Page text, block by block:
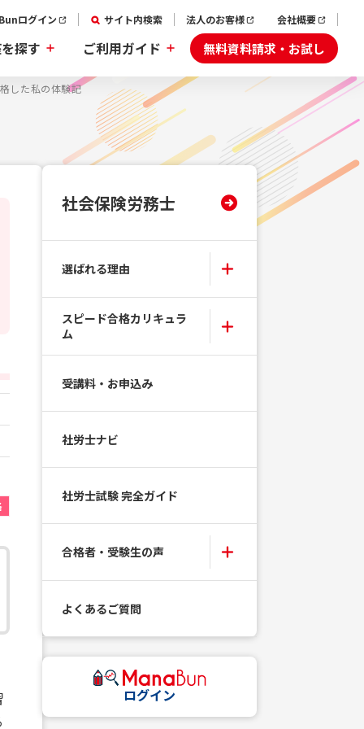
ログイン サイト内検索 法人のお客様 会社概要
探す ご利用ガイド 無料資料請求・お試し
した私の体験記
社会保険労務士
選ばれる理由
スピード合格カリキュラ
ム
受講料・お申込み
社労士ナビ
社労士試験 完全ガイド
合格者・受験生の声
よくあるご質問
ログイン